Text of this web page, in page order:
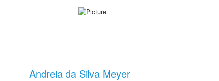
Andreia da Silva Meyer